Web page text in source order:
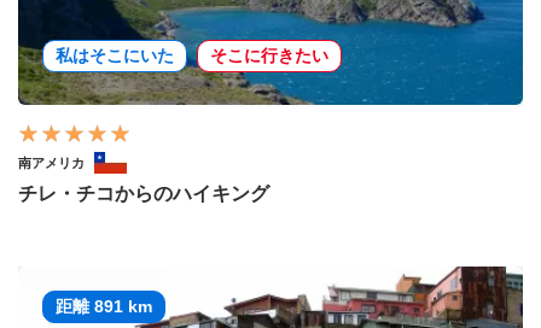
私はそこにいた そこに行きたい
南アメリカ
チレ・チコからのハイキング
距離 891 km